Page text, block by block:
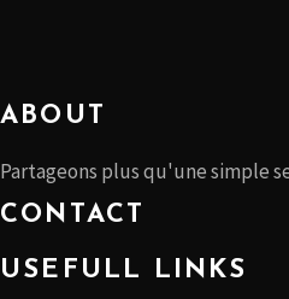
ABOUT
Partageons plus qu'une simple
CONTACT
USEFULL LINKS